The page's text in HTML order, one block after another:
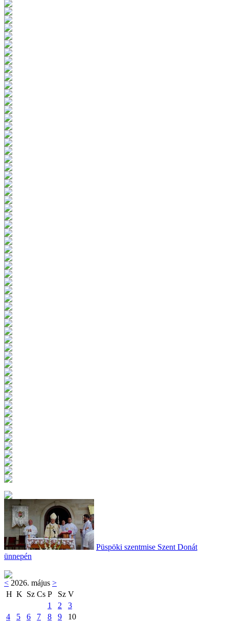
Püspöki szentmise Szent Donát
ünnepén
< 2026. május >
H K Sz Cs P Sz V
1
2
3
4
5 6 7 8 9
10